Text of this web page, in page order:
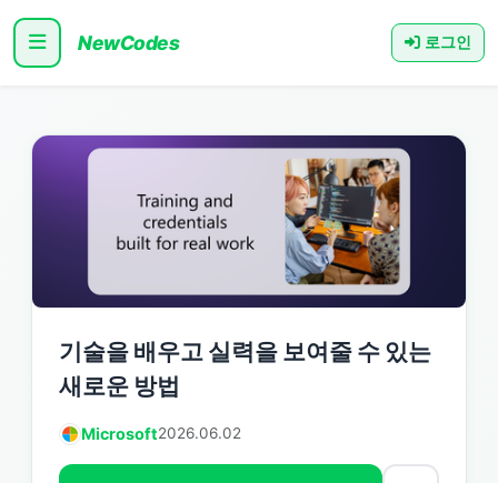
NewCodes 로그인
기술을 배우고 실력을 보여줄 수 있는
새로운 방법
Microsoft2026.06.02